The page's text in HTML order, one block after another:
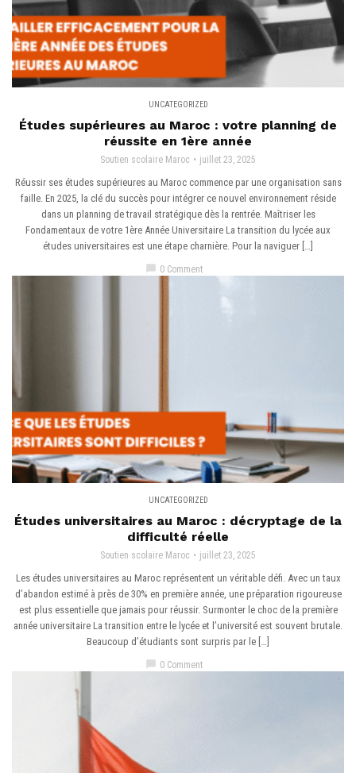
UNCATEGORIZED
Études supérieures au Maroc : votre planning de
réussite en 1ère année
Soutien scolaire Maroc juillet 23, 2025
Réussir ses études supérieures au Maroc commence par une organisation sans
faille. En 2025, la clé du succès pour intégrer ce nouvel environnement réside
dans un planning de travail stratégique dès la rentrée. Maîtriser les
Fondamentaux de votre 1ère Année Universitaire La transition du lycée aux
études universitaires est une étape charnière. Pour la naviguer […]
0 Comment
UNCATEGORIZED
Études universitaires au Maroc : décryptage de la
difficulté réelle
Soutien scolaire Maroc juillet 23, 2025
Les études universitaires au Maroc représentent un véritable défi. Avec un taux
d’abandon estimé à près de 30% en première année, une préparation rigoureuse
est plus essentielle que jamais pour réussir. Surmonter le choc de la première
année universitaire La transition entre le lycée et l’université est souvent brutale.
Beaucoup d’étudiants sont surpris par le […]
0 Comment